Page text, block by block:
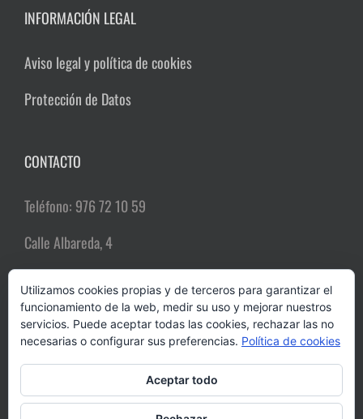
INFORMACIÓN LEGAL
Aviso legal y política de cookies
Protección de Datos
CONTACTO
Teléfono: 976 72 10 59
Calle Albareda, 4
Email:comerciozgz@gmail.com
Utilizamos cookies propias y de terceros para garantizar el
funcionamiento de la web, medir su uso y mejorar nuestros
servicios. Puede aceptar todas las cookies, rechazar las no
necesarias o configurar sus preferencias. Política de cookies
Aceptar todo